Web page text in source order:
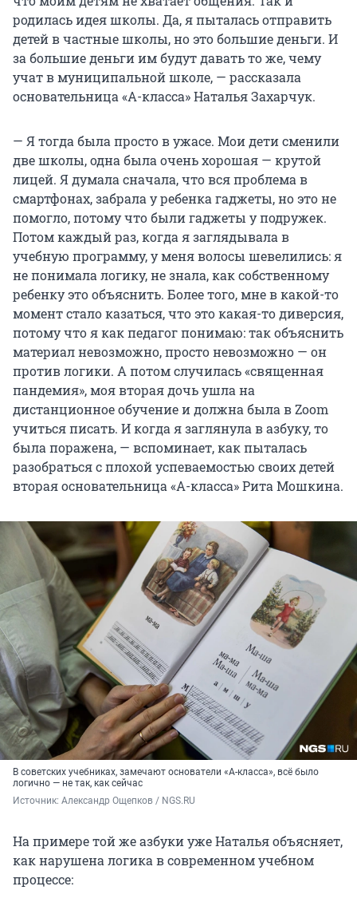
родилась идея школы. Да, я пыталась отправить
детей в частные школы, но это большие деньги. И
за большие деньги им будут давать то же, чему
учат в муниципальной школе, — рассказала
основательница «А-класса» Наталья Захарчук.
— Я тогда была просто в ужасе. Мои дети сменили
две школы, одна была очень хорошая — крутой
лицей. Я думала сначала, что вся проблема в
смартфонах, забрала у ребенка гаджеты, но это не
помогло, потому что были гаджеты у подружек.
Потом каждый раз, когда я заглядывала в
учебную программу, у меня волосы шевелились: я
не понимала логику, не знала, как собственному
ребенку это объяснить. Более того, мне в какой-то
момент стало казаться, что это какая-то диверсия,
потому что я как педагог понимаю: так объяснить
материал невозможно, просто невозможно — он
против логики. А потом случилась «священная
пандемия», моя вторая дочь ушла на
дистанционное обучение и должна была в Zoom
учиться писать. И когда я заглянула в азбуку, то
была поражена, — вспоминает, как пыталась
разобраться с плохой успеваемостью своих детей
вторая основательница «А-класса» Рита Мошкина.
В советских учебниках, замечают основатели «А-класса», всё было
логично — не так, как сейчас
Источник: Александр Ощепков / NGS.RU
На примере той же азбуки уже Наталья объясняет,
как нарушена логика в современном учебном
процессе: